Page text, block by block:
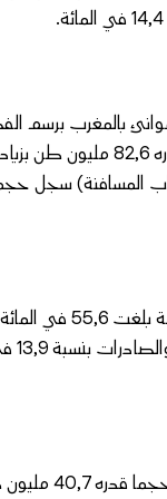
وأوضح البلاغ